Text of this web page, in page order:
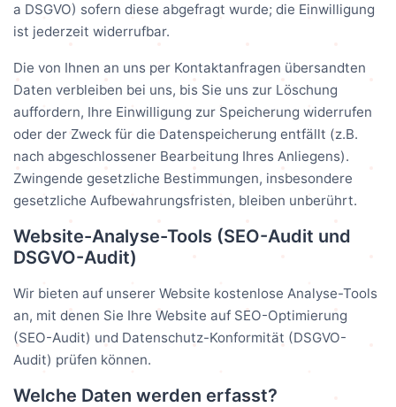
a DSGVO) sofern diese abgefragt wurde; die Einwilligung
ist jederzeit widerrufbar.
Die von Ihnen an uns per Kontaktanfragen übersandten
Daten verbleiben bei uns, bis Sie uns zur Löschung
auffordern, Ihre Einwilligung zur Speicherung widerrufen
oder der Zweck für die Datenspeicherung entfällt (z.B.
nach abgeschlossener Bearbeitung Ihres Anliegens).
Zwingende gesetzliche Bestimmungen, insbesondere
gesetzliche Aufbewahrungsfristen, bleiben unberührt.
Website-Analyse-Tools (SEO-Audit und
DSGVO-Audit)
Wir bieten auf unserer Website kostenlose Analyse-Tools
an, mit denen Sie Ihre Website auf SEO-Optimierung
(SEO-Audit) und Datenschutz-Konformität (DSGVO-
Audit) prüfen können.
Welche Daten werden erfasst?